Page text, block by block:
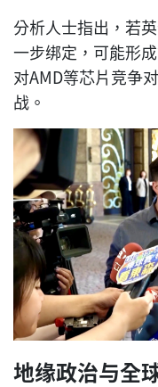
分析人士指出，若
一步绑定，可能形
对AMD等芯片竞争
战。
地缘政治与全